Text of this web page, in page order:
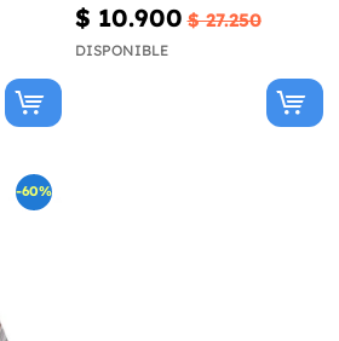
$ 10.900 $ 27.250
DISPONIBLE
-60%